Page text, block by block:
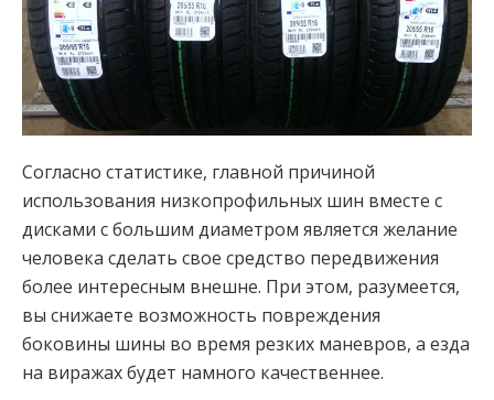
Согласно статистике, главной причиной
использования низкопрофильных шин вместе с
дисками с большим диаметром является желание
человека сделать свое средство передвижения
более интересным внешне. При этом, разумеется,
вы снижаете возможность повреждения
боковины шины во время резких маневров, а езда
на виражах будет намного качественнее.